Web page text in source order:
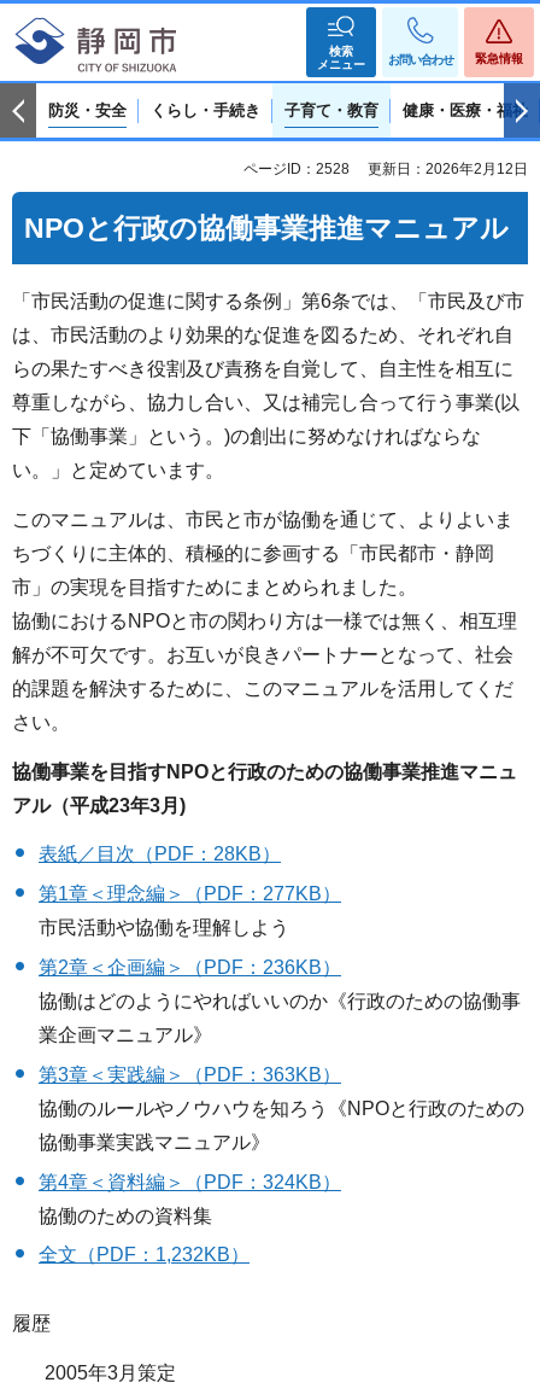
検索
メニュー
お問い合わせ 緊急情報
防災・安全 くらし・手続き 子育て・教育 健康・医療・福祉
ページID：2528 更新日：2026年2月12日
NPOと行政の協働事業推進マニュアル
「市民活動の促進に関する条例」第6条では、「市民及び市
は、市民活動のより効果的な促進を図るため、それぞれ自
らの果たすべき役割及び責務を自覚して、自主性を相互に
尊重しながら、協力し合い、又は補完し合って行う事業(以
下「協働事業」という。)の創出に努めなければならな
い。」と定めています。
このマニュアルは、市民と市が協働を通じて、よりよいま
ちづくりに主体的、積極的に参画する「市民都市・静岡
市」の実現を目指すためにまとめられました。
協働におけるNPOと市の関わり方は一様では無く、相互理
解が不可欠です。お互いが良きパートナーとなって、社会
的課題を解決するために、このマニュアルを活用してくだ
さい。
協働事業を目指すNPOと行政のための協働事業推進マニュ
アル（平成23年3月)
表紙／目次（PDF：28KB）
第1章＜理念編＞（PDF：277KB）
市民活動や協働を理解しよう
第2章＜企画編＞（PDF：236KB）
協働はどのようにやればいいのか《行政のための協働事
業企画マニュアル》
第3章＜実践編＞（PDF：363KB）
協働のルールやノウハウを知ろう《NPOと行政のための
協働事業実践マニュアル》
第4章＜資料編＞（PDF：324KB）
協働のための資料集
全文（PDF：1,232KB）
履歴
2005年3月策定